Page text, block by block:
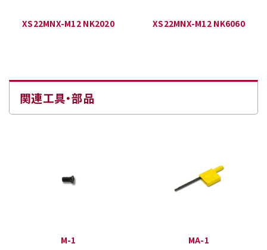
XS22MNX-M12 NK2020 XS22MNX-M12 NK6060
関連工具・部品
M-1 MA-1